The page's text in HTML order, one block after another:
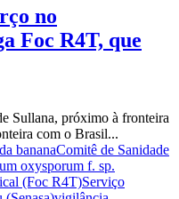
no
Foc R4T, que
Sullana, próximo à fronteira
com o Brasil...
bananaComitê de Sanidade
oxysporum f. sp.
(Foc R4T)Serviço